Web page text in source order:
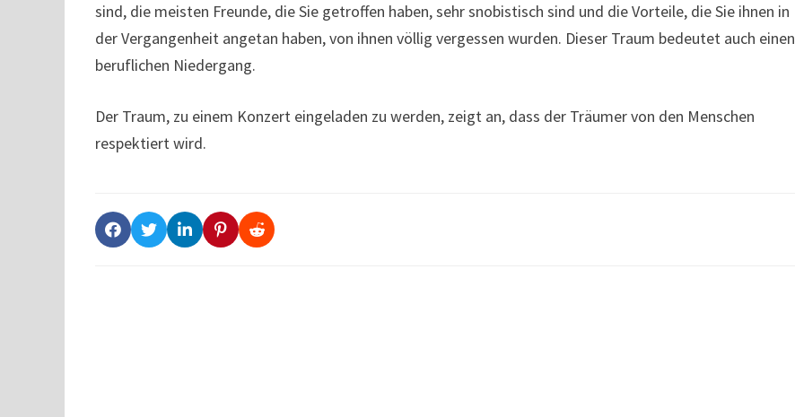
sind, die meisten Freunde, die Sie getroffen haben, sehr snobistisch sind und die Vorteile, die Sie ihnen in
der Vergangenheit angetan haben, von ihnen völlig vergessen wurden. Dieser Traum bedeutet auch einen
beruflichen Niedergang.
Der Traum, zu einem Konzert eingeladen zu werden, zeigt an, dass der Träumer von den Menschen
respektiert wird.